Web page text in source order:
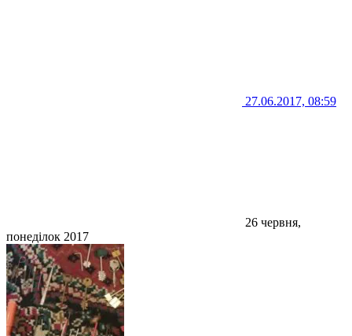
27.06.2017, 08:59
26 червня,
понеділок 2017